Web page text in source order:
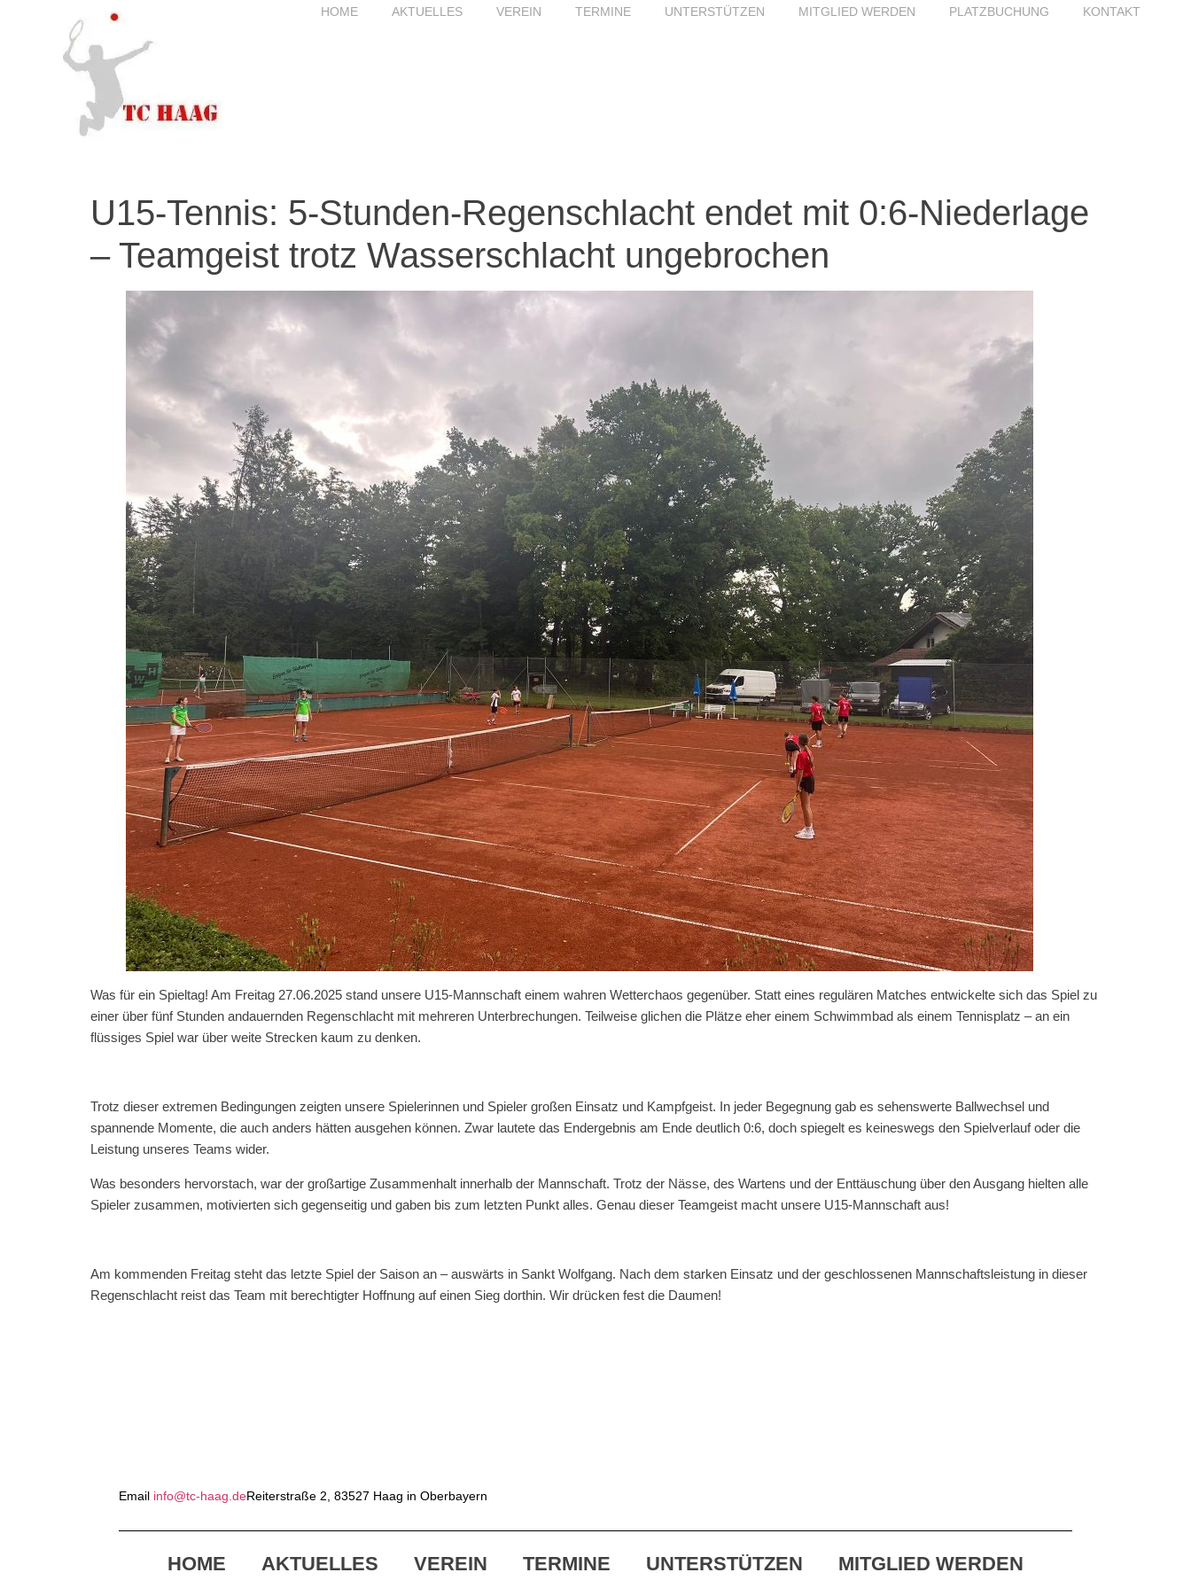
HOME AKTUELLES VEREIN TERMINE UNTERSTÜTZEN MITGLIED WERDEN PLATZBUCHUNG KONTAKT
U15-Tennis: 5-Stunden-Regenschlacht endet mit 0:6-Niederlage
– Teamgeist trotz Wasserschlacht ungebrochen
Was für ein Spieltag! Am Freitag 27.06.2025 stand unsere U15-Mannschaft einem wahren Wetterchaos gegenüber. Statt eines regulären Matches entwickelte sich das Spiel zu
einer über fünf Stunden andauernden Regenschlacht mit mehreren Unterbrechungen. Teilweise glichen die Plätze eher einem Schwimmbad als einem Tennisplatz – an ein
flüssiges Spiel war über weite Strecken kaum zu denken.
Trotz dieser extremen Bedingungen zeigten unsere Spielerinnen und Spieler großen Einsatz und Kampfgeist. In jeder Begegnung gab es sehenswerte Ballwechsel und
spannende Momente, die auch anders hätten ausgehen können. Zwar lautete das Endergebnis am Ende deutlich 0:6, doch spiegelt es keineswegs den Spielverlauf oder die
Leistung unseres Teams wider.
Was besonders hervorstach, war der großartige Zusammenhalt innerhalb der Mannschaft. Trotz der Nässe, des Wartens und der Enttäuschung über den Ausgang hielten alle
Spieler zusammen, motivierten sich gegenseitig und gaben bis zum letzten Punkt alles. Genau dieser Teamgeist macht unsere U15-Mannschaft aus!
Am kommenden Freitag steht das letzte Spiel der Saison an – auswärts in Sankt Wolfgang. Nach dem starken Einsatz und der geschlossenen Mannschaftsleistung in dieser
Regenschlacht reist das Team mit berechtigter Hoffnung auf einen Sieg dorthin. Wir drücken fest die Daumen!
Email info@tc-haag.deReiterstraße 2, 83527 Haag in Oberbayern
HOME AKTUELLES VEREIN TERMINE UNTERSTÜTZEN MITGLIED WERDEN